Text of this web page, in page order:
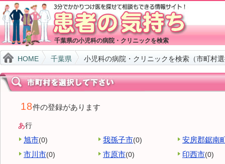
千葉県の小児科の病院・クリニックを検索
HOME 千葉県 小児科の病院・クリニックを検索（市町村
18件の登録があります
あ行
旭市(0) 我孫子市(0)
安房郡鋸南
市川市(0) 市原市(0) 印西市(0)